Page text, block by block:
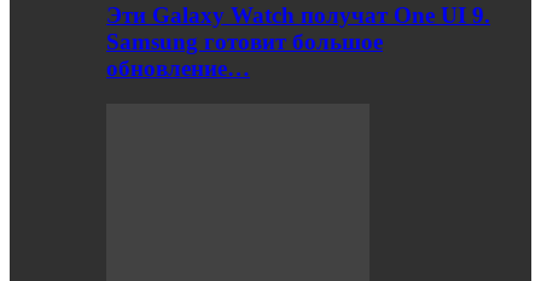
Эти Galaxy Watch получат One UI 9.
Samsung готовит большое
обновление…